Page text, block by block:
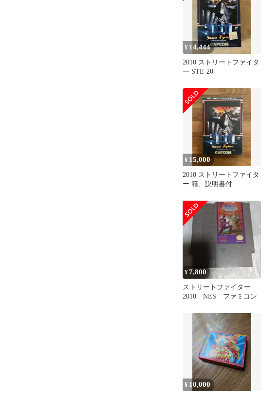
¥ 14,444
2010 ストリートファイタ
ー STE-20
¥ 15,000
2010 ストリートファイタ
ー 箱、説明書付
¥7,800
ストリートファイター
2010 NES ファミコン
¥ 10,000